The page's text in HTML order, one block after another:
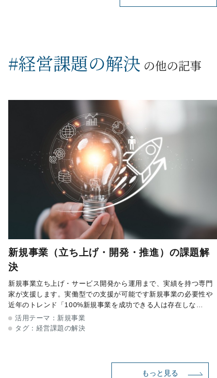
#経営課題の解決 の他の記事
新規事業（立ち上げ・開発・推進）の課題解
決
新規事業立ち上げ・サービス開発から運用まで、実績を持つ専門
家が支援します。実働型での支援が可能です新規事業の必要性や
近年のトレンド「100%新規事業を成功できる人は存在しな
い」、これが新規事業の特徴です。多くの経営資源と時間を必要
とするため、最近は企業同士のコ
活用テーマ： 新規事業
タグ： 経営課題の解決
もっと見る